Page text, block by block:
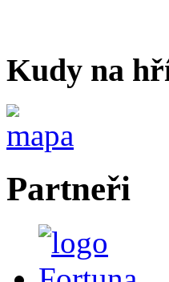
Kudy na
Partneři